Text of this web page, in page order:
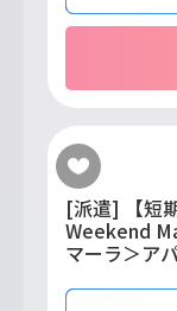
[派遣] 【短
Weekend
マーラ＞ア